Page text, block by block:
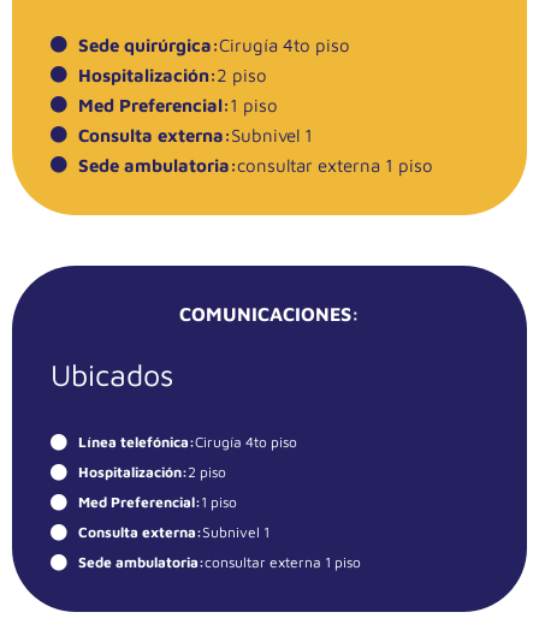
Sede quirúrgica:Cirugía 4to piso
Hospitalización:2 piso
Med Preferencial:1 piso
Consulta externa:Subnivel 1
Sede ambulatoria:consultar externa 1 piso
COMUNICACIONES:
Ubicados
Línea telefónica:Cirugía 4to piso
Hospitalización:2 piso
Med Preferencial:1 piso
Consulta externa:Subnivel 1
Sede ambulatoria:consultar externa 1 piso